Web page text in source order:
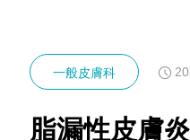
一般皮膚科
脂漏性皮膚